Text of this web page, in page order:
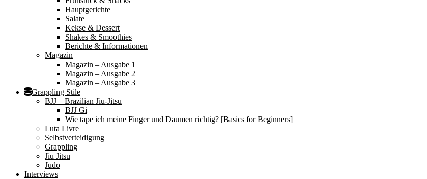
Hauptgerichte
Salate
Kekse & Dessert
Shakes & Smoothies
Berichte & Informationen
Magazin
Magazin – Ausgabe 1
Magazin – Ausgabe 2
Magazin – Ausgabe 3
Grappling Stile
BJJ – Brazilian Jiu-Jitsu
BJJ Gi
Wie tape ich meine Finger und Daumen richtig? [Basics for Beginners]
Luta Livre
Selbstverteidigung
Grappling
Jiu Jitsu
Judo
Interviews